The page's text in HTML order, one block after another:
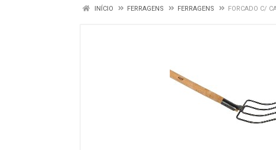
INÍCIO FERRAGENS FERRAGENS FORCADO C/